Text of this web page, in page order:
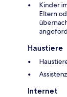
Kinder
Eltern
Haustiere
Internet